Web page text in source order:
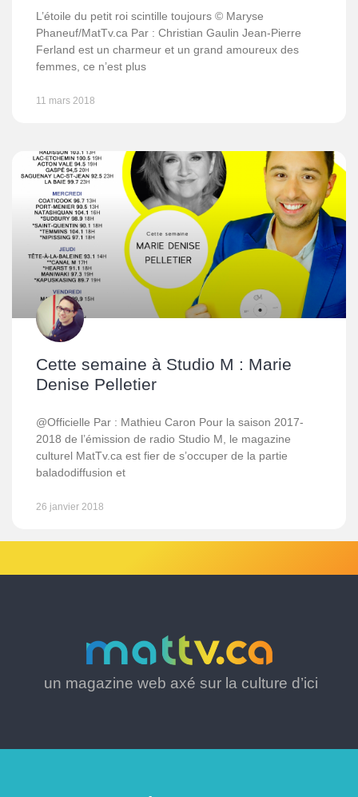
L’étoile du petit roi scintille toujours © Maryse
Phaneuf/MatTv.ca Par : Christian Gaulin Jean-Pierre
Ferland est un charmeur et un grand amoureux des
femmes, ce n’est plus
11 mars 2018
Cette semaine à Studio M : Marie
Denise Pelletier
@Officielle Par : Mathieu Caron Pour la saison 2017-
2018 de l’émission de radio Studio M, le magazine
culturel MatTv.ca est fier de s’occuper de la partie
baladodiffusion et
26 janvier 2018
un magazine web axé sur la culture d’ici